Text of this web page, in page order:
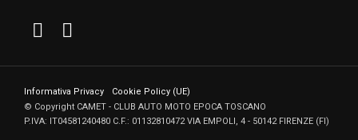
Informativa Privacy
Cookie Policy (UE)
© Copyright CAMET - CLUB AUTO MOTO EPOCA TOSCANO
P.IVA: IT04581240480 C.F.: 01132810472 VIA EMPOLI, 4 - 50142 FIRENZE (FI)